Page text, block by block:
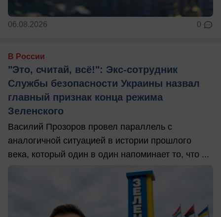
06.08.2026 0
В России
"Это, считай, всё!": Экс-сотрудник
Службы безопасности Украины назвал
главный признак конца режима
Зеленского
Василий Прозоров провел параллель с
аналогичной ситуацией в истории прошлого
века, который один в один напоминает то, что ...